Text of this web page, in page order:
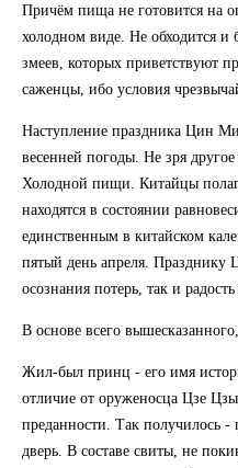
Причём пища не готовится на
холодном виде. Не обходится
змеев, которых приветствуют
саженцы, ибо условия
Наступление праздника Цин
весенней погоды. Не зря
Холодной пищи. Китайцы
находятся в состоянии
единственным в китайском
пятый день апреля.
осознания потерь, так и
В основе всего
Жил-был принц - его имя
отличие от оруженосца Цзе
преданности. Так получилось
дверь. В составе свиты, не